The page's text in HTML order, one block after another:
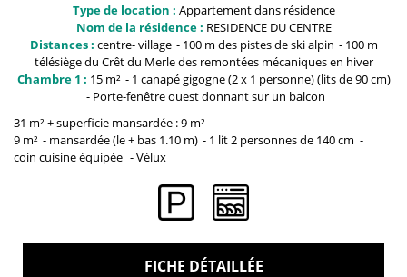
Type de location : Appartement dans résidence
Nom de la résidence : RESIDENCE DU CENTRE
Distances : centre-village 100 m des pistes de ski alpin
100 m
télésiège du Crêt du Merledes remontées mécaniques en hiver
Chambre 1 : 15 m² 1 canapé gigogne (2 x 1 personne)(lits de 90 cm)
Porte-fenêtreouest donnant sur un balcon
31 m² + superficie mansardée : 9 m²
9 m² mansardée(le + bas 1.10 m) 1 lit 2 personnesde 140 cm
coin cuisine équipée
Vélux
FICHE DÉTAILLÉE